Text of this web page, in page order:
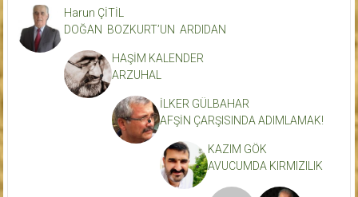
Harun ÇİTİL
DOĞAN BOZKURT’UN ARDIDAN
HAŞİM KALENDER
ARZUHAL
İLKER GÜLBAHAR
AFŞİN ÇARŞISINDA ADIMLAMAK!
KAZIM GÖK
AVUCUMDA KIRMIZILIK